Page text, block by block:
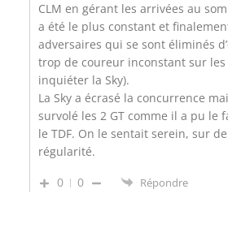
CLM en gérant les arrivées au
a été le plus constant et
adversaires qui se sont éliminés
trop de coureur inconstant sur
inquiéter la Sky).
La Sky a écrasé la concurrence
survolé les 2 GT comme il a pu le
le TDF. On le sentait serein, sur
régularité.
0
0 Répondre